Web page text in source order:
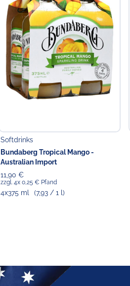
Softdrinks
Bundaberg Tropical Mango -
Australian Import
11,90 €
zzgl. 4x 0,25 € Pfand
4x375 ml (7,93 / 1 l)